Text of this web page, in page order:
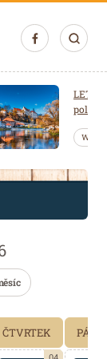
Úvod
Saunování
mozaika
Bleskovky
Soutěž
Wellness balíčky
Kosmetika
LETNÍ
ČTVRTEK